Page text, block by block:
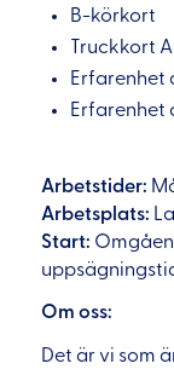
B-körkort
Truckkort
Erfarenhet
Erfarenhet
Arbetstider:
Arbetsplats:
Start:
Om oss:
Det är vi som